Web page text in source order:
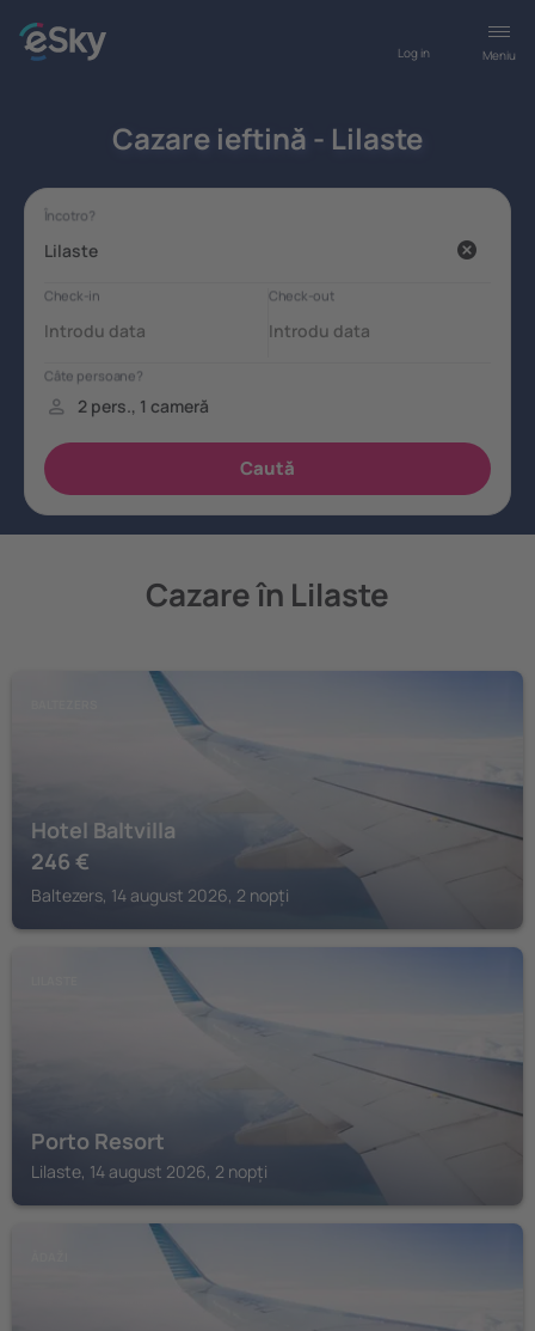
Meniu
Log in
Cazare ieftină - Lilaste
Cazare în Lilaste
Hotel Baltvilla
246 €
Baltezers, 14 august 2026, 2 nopți
Porto Resort
Lilaste, 14 august 2026, 2 nopți